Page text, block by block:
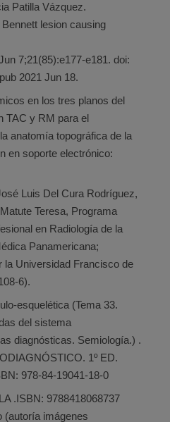
Patilla Vázquez.
lesion causing
7;21(85):e177-e181. doi:
2021 Jun 18.
en los tres planos del
TAC y RM para el
anatomía topográfica de la
en soporte electrónico:
Luis Del Cura Rodríguez,
Teresa, Programa
en Radiología de la
Panamericana;
la Universidad Francisco de
6).
esquelética (Tema 33.
del sistema
diagnósticas. Semiología.) .
1º ED.
978-84-19041-18-0
.ISBN: 9788418068737
(autoría imágenes